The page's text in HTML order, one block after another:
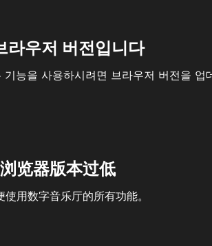
라우저 버전입니다
능을 사용하시려면 브라우저 버전을 업
览器版本过低
用数字音乐厅的所有功能。